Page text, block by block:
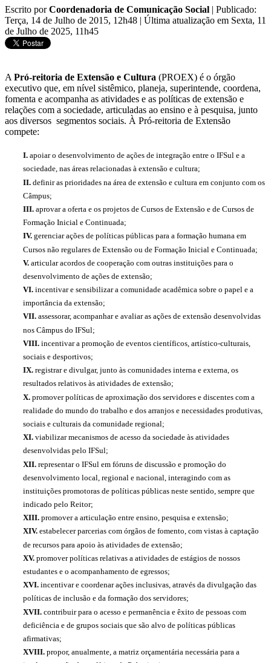
Escrito porCoordenadoria de Comunicação Social | Publicado:
Terça, 14 de Julho de 2015, 12h48 | Última atualização em Sexta, 11
de Julho de 2025, 11h45
A Pró-reitoria de Extensão e Cultura (PROEX) é o órgão
executivo que, em nível sistêmico, planeja, superintende, coordena,
fomenta e acompanha as atividades e as políticas de extensão e
relações com a sociedade, articuladas ao ensino e à pesquisa, junto
aos diversos segmentos sociais. À Pró-reitoria de Extensão
compete:
I. apoiar o desenvolvimento de ações de integração entre o IFSul e a
sociedade, nas áreas relacionadas à extensão e cultura;
II. definir as prioridades na área de extensão e cultura em conjunto com os
Câmpus;
III. aprovar a oferta e os projetos de Cursos de Extensão e de Cursos de
Formação Inicial e Continuada;
IV. gerenciar ações de políticas públicas para a formação humana em
Cursos não regulares de Extensão ou de Formação Inicial e Continuada;
V. articular acordos de cooperação com outras instituições para o
desenvolvimento de ações de extensão;
VI. incentivar e sensibilizar a comunidade acadêmica sobre o papel e a
importância da extensão;
VII. assessorar, acompanhar e avaliar as ações de extensão desenvolvidas
nos Câmpus do IFSul;
VIII. incentivar a promoção de eventos científicos, artístico-culturais,
sociais e desportivos;
IX. registrar e divulgar, junto às comunidades interna e externa, os
resultados relativos às atividades de extensão;
X. promover políticas de aproximação dos servidores e discentes com a
realidade do mundo do trabalho e dos arranjos e necessidades produtivas,
sociais e culturais da comunidade regional;
XI. viabilizar mecanismos de acesso da sociedade às atividades
desenvolvidas pelo IFSul;
XII. representar o IFSul em fóruns de discussão e promoção do
desenvolvimento local, regional e nacional, interagindo com as
instituições promotoras de políticas públicas neste sentido, sempre que
indicado pelo Reitor;
XIII. promover a articulação entre ensino, pesquisa e extensão;
XIV. estabelecer parcerias com órgãos de fomento, com vistas à captação
de recursos para apoio às atividades de extensão;
XV. promover políticas relativas a atividades de estágios de nossos
estudantes e o acompanhamento de egressos;
XVI. incentivar e coordenar ações inclusivas, através da divulgação das
políticas de inclusão e da formação dos servidores;
XVII. contribuir para o acesso e permanência e êxito de pessoas com
deficiência e de grupos sociais que são alvo de políticas públicas
afirmativas;
XVIII. propor, anualmente, a matriz orçamentária necessária para a